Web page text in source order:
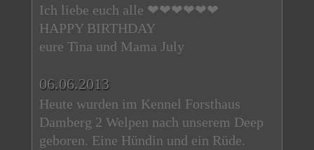
Ich liebe euch alle ❤❤❤❤❤❤
HAPPY BIRTHDAY
eure Tina und Mama July
06.06.2013
Heute wurden im Kennel Forsthaus
Damberg 2 Welpen nach unserem Deep
geboren. Eine Hündin und ein Rüde.